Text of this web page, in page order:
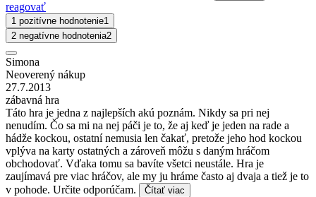
reagovať
1 pozitívne hodnotenie1
2 negatívne hodnotenia2
Simona
Neoverený nákup
27.7.2013
zábavná hra
Táto hra je jedna z najlepších akú poznám. Nikdy sa pri nej
nenudím. Čo sa mi na nej páči je to, že aj keď je jeden na rade a
hádže kockou, ostatní nemusia len čakať, pretože jeho hod kockou
vplýva na karty ostatných a zároveň môžu s daným hráčom
obchodovať. Vďaka tomu sa bavíte všetci neustále. Hra je
zaujímavá pre viac hráčov, ale my ju hráme často aj dvaja a tiež je to
v pohode. Určite odporúčam.
Čítať viac